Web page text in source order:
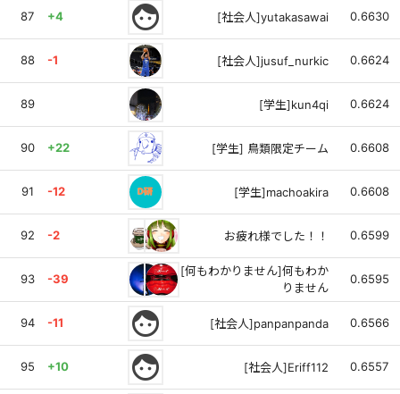
87 +4 face [社会人]yutakasawai 0.6630
88 -1 [社会人]jusuf_nurkic 0.6624
89 [学生]kun4qi 0.6624
90 +22 [学生] 鳥類限定チーム 0.6608
91 -12 [学生]machoakira 0.6608
92 -2 お疲れ様でした！！ 0.6599
93 -39
[何もわかりません]何もわか
りません
0.6595
94 -11 face [社会人]panpanpanda 0.6566
95 +10 face [社会人]Eriff112 0.6557